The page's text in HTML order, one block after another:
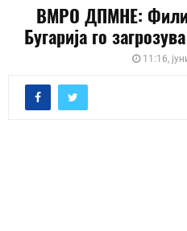
ВМРО ДПМНЕ:
Бугарија го
11:16,